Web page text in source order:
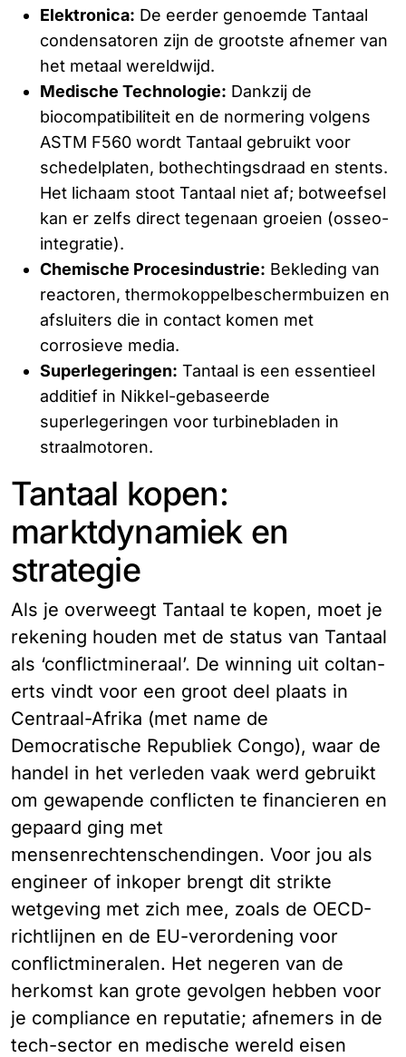
Elektronica: De eerder genoemde Tantaal
condensatoren zijn de grootste afnemer van
het metaal wereldwijd.
Medische Technologie: Dankzij de
biocompatibiliteit en de normering volgens
ASTM F560 wordt Tantaal gebruikt voor
schedelplaten, bothechtingsdraad en stents.
Het lichaam stoot Tantaal niet af; botweefsel
kan er zelfs direct tegenaan groeien (osseo-
integratie).
Chemische Procesindustrie: Bekleding van
reactoren, thermokoppelbeschermbuizen en
afsluiters die in contact komen met
corrosieve media.
Superlegeringen: Tantaal is een essentieel
additief in Nikkel-gebaseerde
superlegeringen voor turbinebladen in
straalmotoren.
Tantaal kopen:
marktdynamiek en
strategie
Als je overweegt Tantaal te kopen, moet je
rekening houden met de status van Tantaal
als ‘conflictmineraal’. De winning uit coltan-
erts vindt voor een groot deel plaats in
Centraal-Afrika (met name de
Democratische Republiek Congo), waar de
handel in het verleden vaak werd gebruikt
om gewapende conflicten te financieren en
gepaard ging met
mensenrechtenschendingen. Voor jou als
engineer of inkoper brengt dit strikte
wetgeving met zich mee, zoals de OECD-
richtlijnen en de EU-verordening voor
conflictmineralen. Het negeren van de
herkomst kan grote gevolgen hebben voor
je compliance en reputatie; afnemers in de
tech-sector en medische wereld eisen